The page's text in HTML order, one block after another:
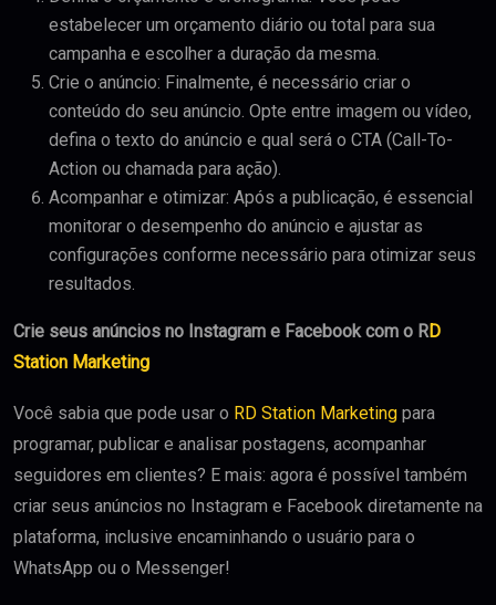
estabelecer um orçamento diário ou total para sua
campanha e escolher a duração da mesma.
Crie o anúncio: Finalmente, é necessário criar o
conteúdo do seu anúncio. Opte entre imagem ou vídeo,
defina o texto do anúncio e qual será o CTA (Call-To-
Action ou chamada para ação).
Acompanhar e otimizar: Após a publicação, é essencial
monitorar o desempenho do anúncio e ajustar as
configurações conforme necessário para otimizar seus
resultados.
Crie seus anúncios no Instagram e Facebook com o RD
Station Marketing
Você sabia que pode usar o RD Station Marketing para
programar, publicar e analisar postagens, acompanhar
seguidores em clientes? E mais: agora é possível também
criar seus anúncios no Instagram e Facebook diretamente na
plataforma, inclusive encaminhando o usuário para o
WhatsApp ou o Messenger!